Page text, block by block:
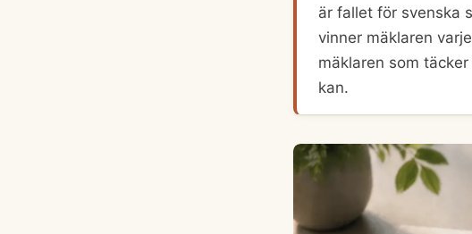
är fallet för svenska
vinner mäklaren
mäklaren som
kan.